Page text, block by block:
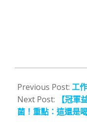
04-
26
Previous Post: 工
Next Post:
【冠軍
菌！重點：這還是